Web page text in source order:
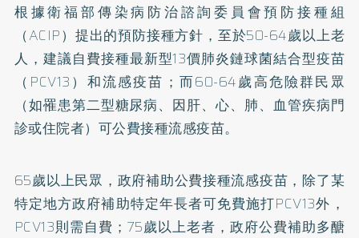
根據衛福部傳染病防治諮詢委員會預防接種組
（ACIP）提出的預防接種方針，至於50-64歲以上老
人，建議自費接種最新型13價肺炎鏈球菌結合型疫苗
（PCV13）和流感疫苗；而60-64歲高危險群民眾
（如罹患第二型糖尿病、因肝、心、肺、血管疾病門
診或住院者）可公費接種流感疫苗。
65歲以上民眾，政府補助公費接種流感疫苗，除了某
特定地方政府補助特定年長者可免費施打PCV13外，
PCV13則需自費；75歲以上老者，政府公費補助多醣